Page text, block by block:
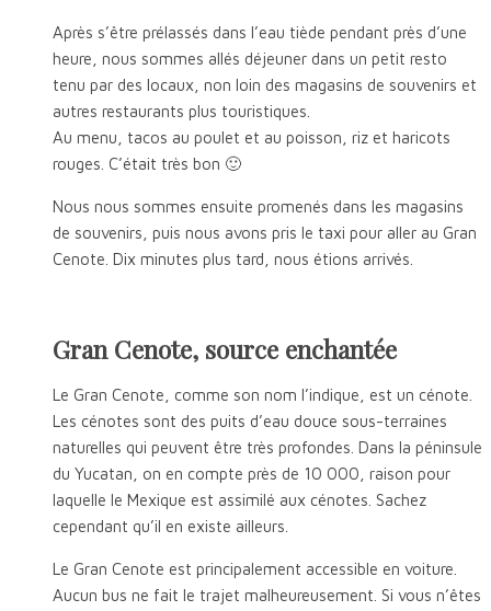
Après s’être prélassés dans l’eau tiède pendant près d’une
heure, nous sommes allés déjeuner dans un petit resto
tenu par des locaux, non loin des magasins de souvenirs et
autres restaurants plus touristiques.
Au menu, tacos au poulet et au poisson, riz et haricots
rouges. C’était très bon 🙂
Nous nous sommes ensuite promenés dans les magasins
de souvenirs, puis nous avons pris le taxi pour aller au Gran
Cenote. Dix minutes plus tard, nous étions arrivés.
Gran Cenote, source enchantée
Le Gran Cenote, comme son nom l’indique, est un cénote.
Les cénotes sont des puits d’eau douce sous-terraines
naturelles qui peuvent être très profondes. Dans la péninsule
du Yucatan, on en compte près de 10 000, raison pour
laquelle le Mexique est assimilé aux cénotes. Sachez
cependant qu’il en existe ailleurs.
Le Gran Cenote est principalement accessible en voiture.
Aucun bus ne fait le trajet malheureusement. Si vous n’êtes